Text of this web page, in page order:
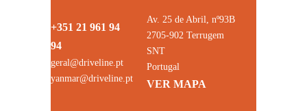
+351 21 961 94
94
geral@driveline.pt
yanmar@driveline.pt
Av. 25 de Abril, nº93B
2705-902 Terrugem
SNT
Portugal
VER MAPA